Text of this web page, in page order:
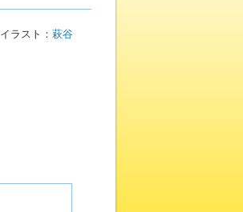
イラスト： 萩谷